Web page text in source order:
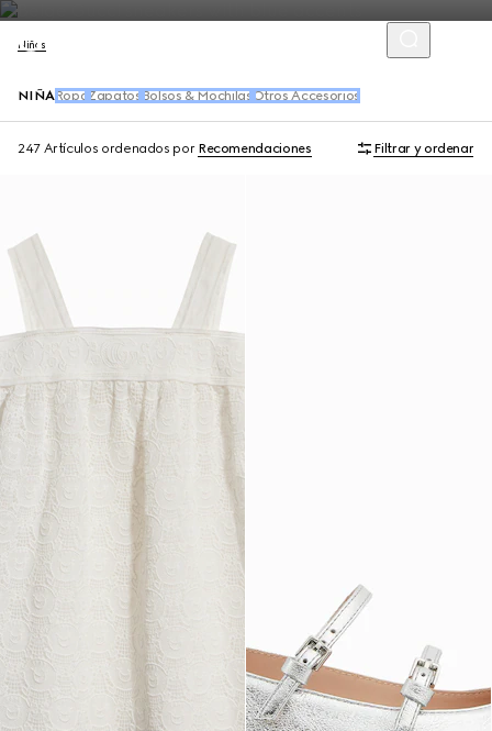
Niños
NIÑARopa Zapatos Bolsos & Mochilas Otros Accesorios
247 Artículos ordenados por Recomendaciones Filtrar y ordenar